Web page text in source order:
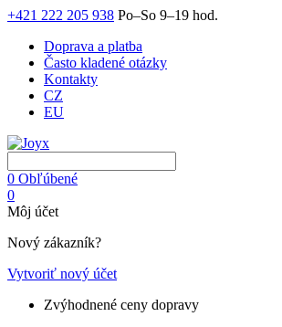
+421 222 205 938 Po–So 9–19 hod.
Doprava a platba
Často kladené otázky
Kontakty
CZ
EU
0 Obľúbené
0
Môj účet
Nový zákazník?
Vytvoriť nový účet
Zvýhodnené ceny dopravy